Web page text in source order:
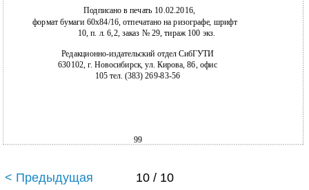
Подписано в печать 10.02.2016,
формат бумаги 60x84/16, отпечатано на ризографе, шрифт
10, п. л. 6,2, заказ № 29, тираж 100 экз.
Редакционно-издательский отдел СибГУТИ
630102, г. Новосибирск, ул. Кирова, 86, офис
105 тел. (383) 269-83-56
99
< Предыдущая 10 / 10